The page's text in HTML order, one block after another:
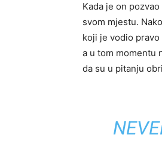
Kada je on
svom mjestu.
koji je vodio
a u tom momentu
da su u pitanju